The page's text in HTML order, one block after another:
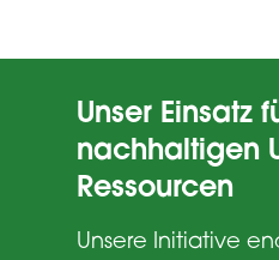
Unser Einsatz
nachhaltigen
Ressourcen
Unsere Initiative